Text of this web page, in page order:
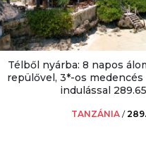
Télből nyárba: 8 napos
repülővel, 3*-os
indulással
TANZÁNIA /